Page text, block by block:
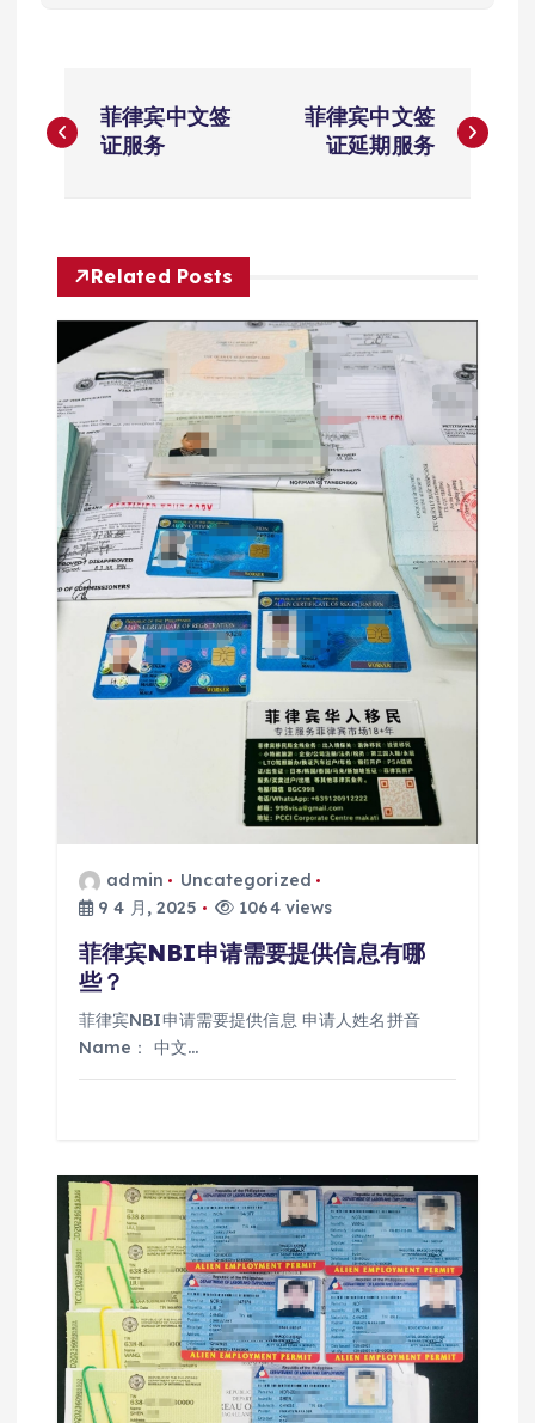
章
航
菲律宾中文签
证服务
菲律宾中文签
证延期服务
Related Posts
admin
Uncategorized
9 4 月, 2025
1064 views
菲律宾NBI申请需要提供信息有哪
些？
菲律宾NBI申请需要提供信息 申请人姓名拼音
Name： 中文…